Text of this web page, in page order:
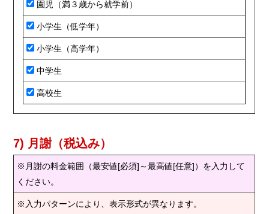
園児（満３歳から就学前）
小学生（低学年）
小学生（高学年）
中学生
高校生
7) 月謝（税込み）
※月謝の料金範囲（最安値[必須]～最高値[任意]）を入力して
ください。
※入力パターンにより、表示形式が異なります。